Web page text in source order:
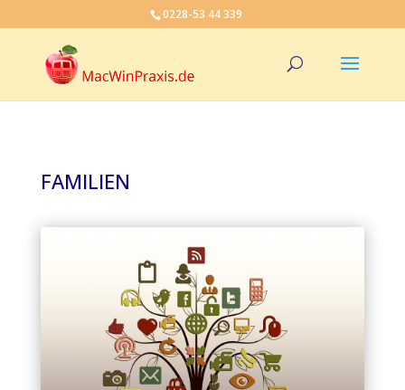
0228-53 44 339
FAMILIEN